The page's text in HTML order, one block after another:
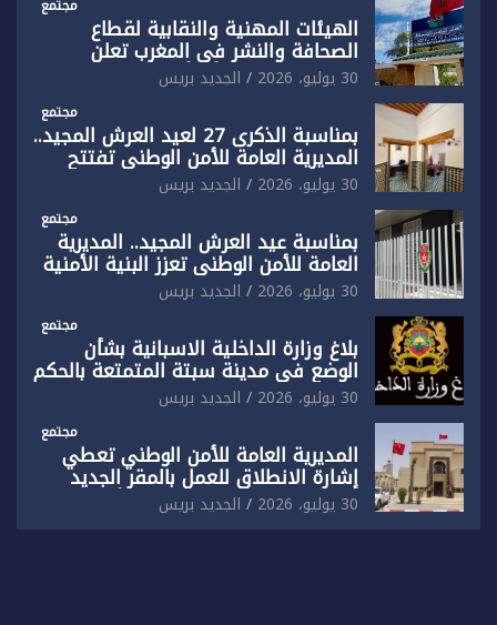
مجتمع
الهيئات المهنية والنقابية لقطاع
الصحافة والنشر في المغرب تعلن
رفضها القاطع لـ”أي أجندة انتخابية
مُعدة على مقاس سياسي ومصلحي
ضيق”
30 يوليو، 2026 الجديد بريس
مجتمع
بمناسبة الذكرى 27 لعيد العرش المجيد..
المديرية العامة للأمن الوطني تفتتح
المقر الجديد لفرقة الشرطة السياحية
بفاس
30 يوليو، 2026 الجديد بريس
مجتمع
بمناسبة عيد العرش المجيد.. المديرية
العامة للأمن الوطني تعزز البنية الأمنية
بالناظور بإحداث فرقتين جديدتين
30 يوليو، 2026 الجديد بريس
مجتمع
بلاغ وزارة الداخلية الاسبانية بشأن
الوضع في مدينة سبتة المتمتعة بالحكم
الذاتي
30 يوليو، 2026 الجديد بريس
مجتمع
المديرية العامة للأمن الوطني تعطي
إشارة الانطلاق للعمل بالمقر الجديد
للدائرة الثالثة للشرطة بولاية أمن العيون
30 يوليو، 2026 الجديد بريس